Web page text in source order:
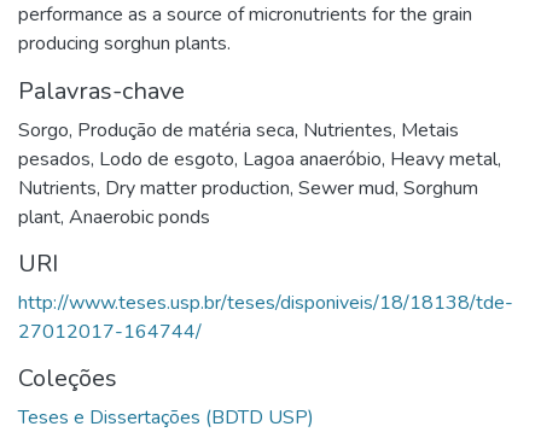
performance as a source of micronutrients for the grain
producing sorghun plants.
Palavras-chave
Sorgo, Produção de matéria seca, Nutrientes, Metais
pesados, Lodo de esgoto, Lagoa anaeróbio, Heavy metal,
Nutrients, Dry matter production, Sewer mud, Sorghum
plant, Anaerobic ponds
URI
http://www.teses.usp.br/teses/disponiveis/18/18138/tde-
27012017-164744/
Coleções
Teses e Dissertações (BDTD USP)